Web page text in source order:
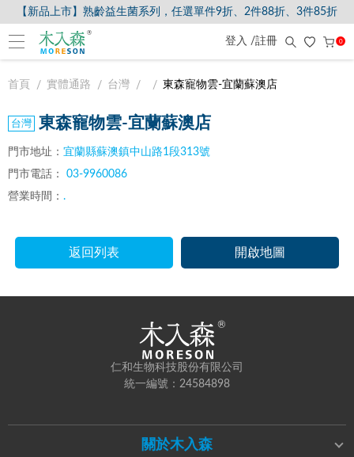
【新品上市】熟齡益生菌系列，任選單件9折、2件88折、3件85折
登入 /註冊 0
首頁 實體通路 台灣 東森寵物雲-宜蘭蘇澳店
東森寵物雲-宜蘭蘇澳店
門市地址： 宜蘭縣蘇澳鎮中山路1段313號
門市電話：
03-9960086
營業時間： .
返回列表 開啟地圖
仁和生物科技股份有限公司
統一編號：24584898
關於木入森